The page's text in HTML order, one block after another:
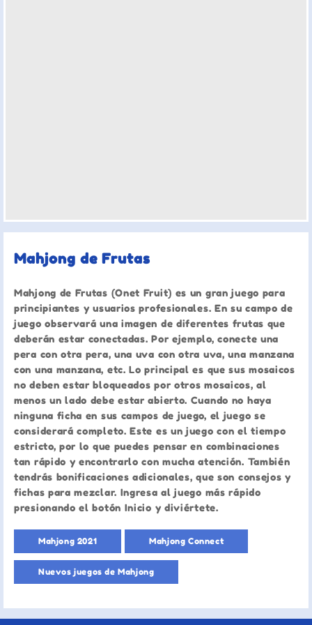
Mahjong de Frutas
Mahjong de Frutas (Onet Fruit) es un gran juego para
principiantes y usuarios profesionales. En su campo de
juego observará una imagen de diferentes frutas que
deberán estar conectadas. Por ejemplo, conecte una
pera con otra pera, una uva con otra uva, una manzana
con una manzana, etc. Lo principal es que sus mosaicos
no deben estar bloqueados por otros mosaicos, al
menos un lado debe estar abierto. Cuando no haya
ninguna ficha en sus campos de juego, el juego se
considerará completo. Este es un juego con el tiempo
estricto, por lo que puedes pensar en combinaciones
tan rápido y encontrarlo con mucha atención. También
tendrás bonificaciones adicionales, que son consejos y
fichas para mezclar. Ingresa al juego más rápido
presionando el botón Inicio y diviértete.
Mahjong 2021 Mahjong Connect
Nuevos juegos de Mahjong